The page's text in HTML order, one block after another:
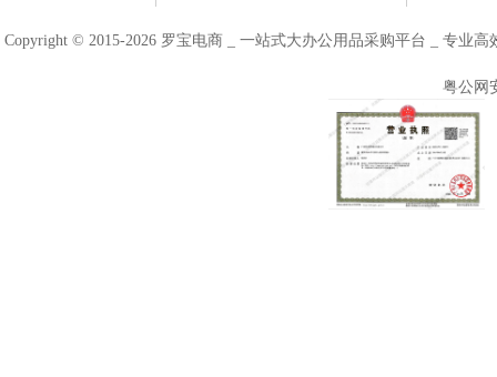
Copyright © 2015-2026 罗宝电商 _ 一站式大办公用品采购平台 _ 专业
粤公网